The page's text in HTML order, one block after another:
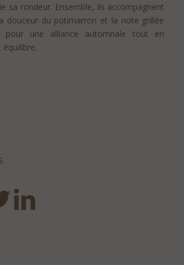
sa rondeur. Ensemble, ils accompagnent
douceur du potimarron et la note grillée
pour une alliance automnale tout en